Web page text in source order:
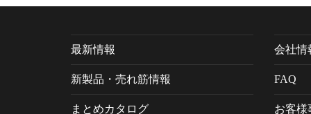
最新情報
新製品・売れ筋情報
まとめカタログ
会社情
FAQ
お客様